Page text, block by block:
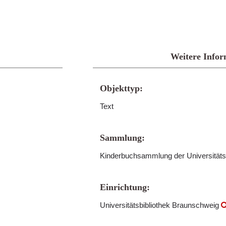
Weitere
Objekttyp:
Text
Sammlung:
Kinderbuchsammlung der
Einrichtung:
Universitätsbibliothek Braunschweig